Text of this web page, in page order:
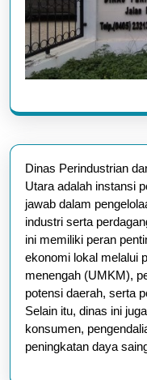
Dinas Perindustrian
Utara adalah instansi
jawab dalam
industri serta
ini memiliki peran
ekonomi lokal melalui
menengah (UMKM),
potensi daerah, serta
Selain itu, dinas ini
konsumen,
peningkatan daya